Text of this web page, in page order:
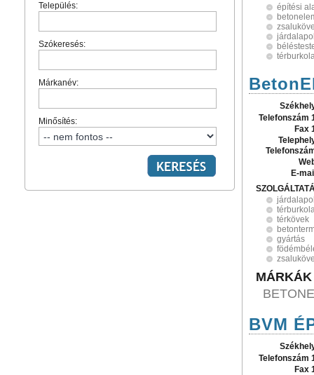
Település:
Szókeresés:
Márkanév:
Minősítés:
építési
Telefonszám
Fax
E-
térkövek
gyártás
MÁRKÁK
BVM
Telefonszám
Fax